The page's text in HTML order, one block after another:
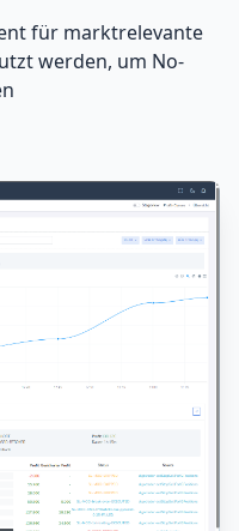
für marktrelevante
werden, um No-